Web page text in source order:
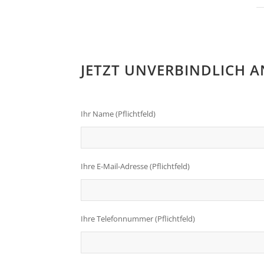
JETZT UNVERBINDLICH
Ihr Name (Pflichtfeld)
Ihre E-Mail-Adresse (Pflichtfeld)
Bitte lasse dieses Feld leer.
Ihre Telefonnummer (Pflichtfeld)